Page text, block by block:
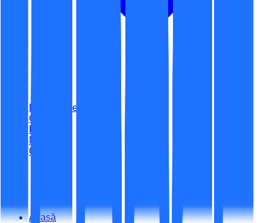
Digitalizare
Certificări
Portofoliu
Noutăți
Contact
Acasă